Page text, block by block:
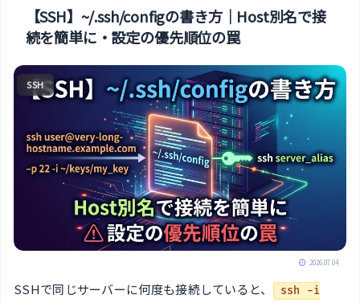
【SSH】~/.ssh/configの書き方｜Host別名で接
続を簡単に・設定の優先順位の罠
SSH
2026.07.04
SSHで同じサーバーに何度も接続していると、
ssh -i